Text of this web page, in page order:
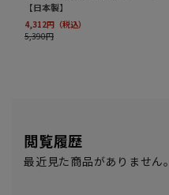
閲覧履歴
最近見た商品がありません。